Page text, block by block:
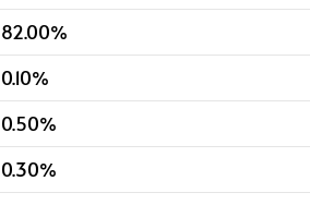
82.00%
0.10%
0.50%
0.30%